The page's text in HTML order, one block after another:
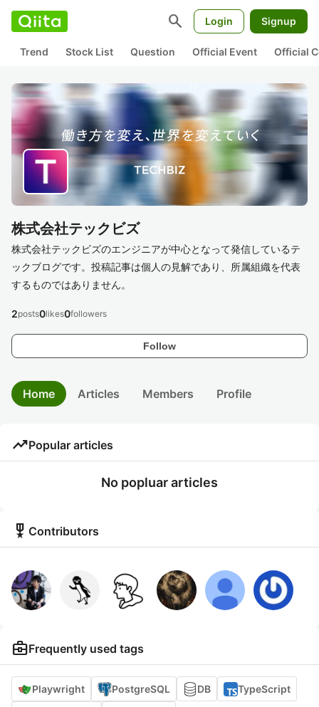
search Login Signup
Trend Stock List Question Official Event Official
株式会社テックビズ
株式会社テックビズのエンジニアが中心となって発信しているテ
ックブログです。投稿記事は個人の見解であり、所属組織を代表
するものではありません。
Follow
2posts0likes0followers
Home Articles Members Profile
trending_upPopular articles
No popluar articles
military_tech Contributors
business_centerFrequently used tags
Playwright PostgreSQL DB TypeScript